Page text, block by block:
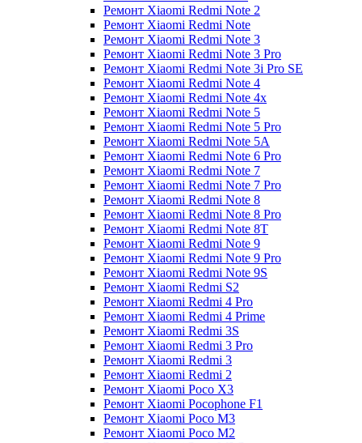
Ремонт Xiaomi Redmi Note 2
Ремонт Xiaomi Redmi Note
Ремонт Xiaomi Redmi Note 3
Ремонт Xiaomi Redmi Note 3 Pro
Ремонт Xiaomi Redmi Note 3i Pro SE
Ремонт Xiaomi Redmi Note 4
Ремонт Xiaomi Redmi Note 4x
Ремонт Xiaomi Redmi Note 5
Ремонт Xiaomi Redmi Note 5 Pro
Ремонт Xiaomi Redmi Note 5A
Ремонт Xiaomi Redmi Note 6 Pro
Ремонт Xiaomi Redmi Note 7
Ремонт Xiaomi Redmi Note 7 Pro
Ремонт Xiaomi Redmi Note 8
Ремонт Xiaomi Redmi Note 8 Pro
Ремонт Xiaomi Redmi Note 8T
Ремонт Xiaomi Redmi Note 9
Ремонт Xiaomi Redmi Note 9 Pro
Ремонт Xiaomi Redmi Note 9S
Ремонт Xiaomi Redmi S2
Ремонт Xiaomi Redmi 4 Pro
Ремонт Xiaomi Redmi 4 Prime
Ремонт Xiaomi Redmi 3S
Ремонт Xiaomi Redmi 3 Pro
Ремонт Xiaomi Redmi 3
Ремонт Xiaomi Redmi 2
Ремонт Xiaomi Poco X3
Ремонт Xiaomi Pocophone F1
Ремонт Xiaomi Poco M3
Ремонт Xiaomi Poco M2